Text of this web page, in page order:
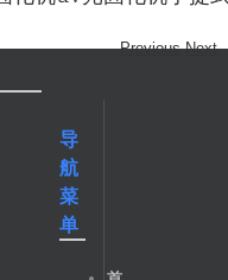
Previous Next
导
航
菜
单